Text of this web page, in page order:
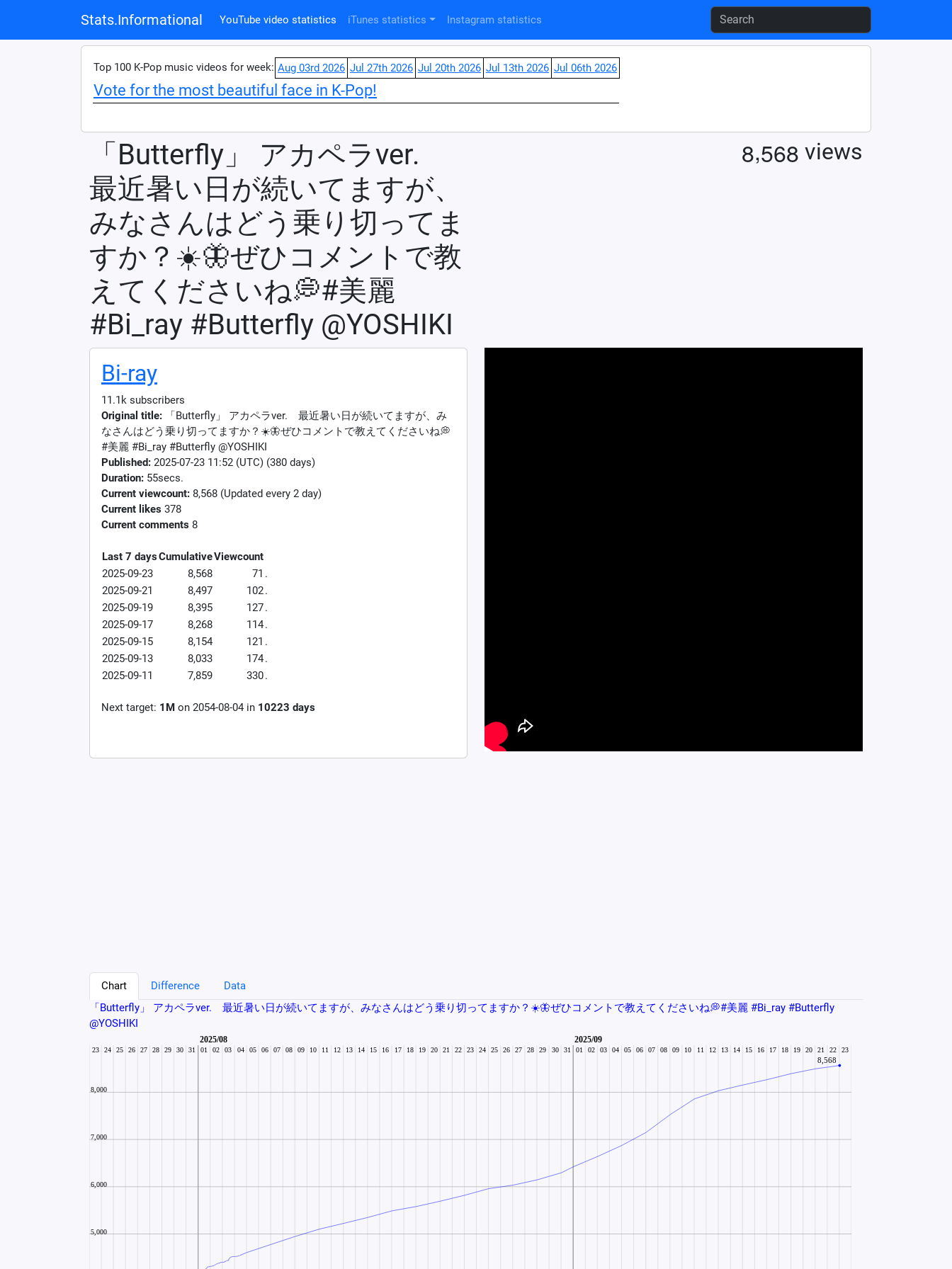
Stats.Informational YouTube video statistics iTunes statistics Instagram statistics
Top 100 K-Pop music videos for week: Aug 03rd 2026 Jul 27th 2026 Jul 20th 2026 Jul 13th 2026 Jul 06th 2026
Vote for the most beautiful face in K-Pop!
「Butterfly」 アカペラver.
最近暑い日が続いてますが、
みなさんはどう乗り切ってま
すか？☀️🦋ぜひコメントで教
えてくださいね💭#美麗
#Bi_ray #Butterfly @YOSHIKI
8,568 views
Bi-ray
11.1k subscribers
Original title: 「Butterfly」 アカペラver. 最近暑い日が続いてますが、み
なさんはどう乗り切ってますか？☀️🦋ぜひコメントで教えてくださいね💭
#美麗 #Bi_ray #Butterfly @YOSHIKI
Published: 2025-07-23 11:52 (UTC) (380 days)
Duration: 55secs.
Current viewcount: 8,568 (Updated every 2 day)
Current likes 378
Current comments 8
Last 7 daysCumulativeViewcount
2025-09-23
8,568 71 .
2025-09-21
8,497 102.
2025-09-19
8,395 127.
2025-09-17
8,268 114.
2025-09-15
8,154 121 .
2025-09-13
8,033 174.
2025-09-11
7,859 330.
Next target: 1M on 2054-08-04 in 10223 days
Chart Difference
Data
「Butterfly」 アカペラver. 最近暑い日が続いてますが、みなさんはどう乗り切ってますか？☀️🦋ぜひコメントで教えてくださいね💭#美麗 #Bi_ray #Butterfly
@YOSHIKI